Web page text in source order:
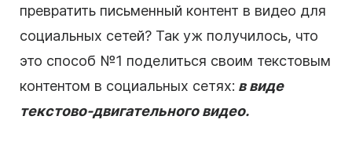
превратить письменный контент в видео для
социальных сетей? Так уж получилось, что
это способ №1 поделиться своим текстовым
контентом в социальных сетях: в виде
текстово-двигательного видео.